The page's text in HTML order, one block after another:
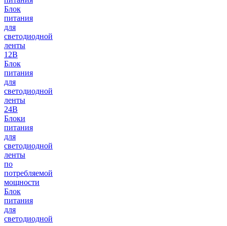
Блок
питания
для
светодиодной
ленты
12В
Блок
питания
для
светодиодной
ленты
24В
Блоки
питания
для
светодиодной
ленты
по
потребляемой
мощности
Блок
питания
для
светодиодной